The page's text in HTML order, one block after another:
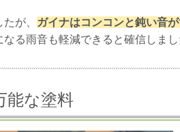
が、
ガイナはコンコンと鈍い音
る雨音も軽減できると確信しまし
能な塗料